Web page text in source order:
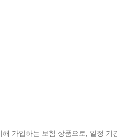
가입하는 보험 상품으로, 일정